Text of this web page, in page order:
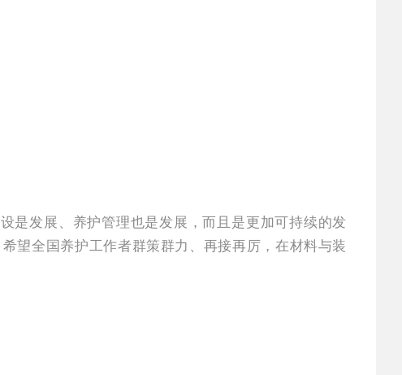
是发展、养护管理也是发展，而且是更加可持续的发
望全国养护工作者群策群力、再接再厉，在材料与装